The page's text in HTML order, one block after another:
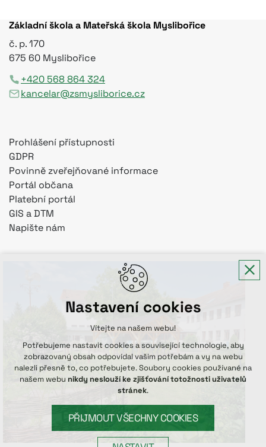
Základní škola a Mateřská škola Myslibořice
č. p. 170
675 60 Myslibořice
+420 568 864 324
kancelar@zsmysliborice.cz
Prohlášení přístupnosti
GDPR
Povinně zveřejňované informace
Portál občana
Platební portál
GIS a DTM
Napište nám
Nastavení cookies
Vítejte na našem webu!
Potřebujeme nastavit cookies a související technologie, aby
zobrazovaný obsah odpovídal vašim potřebám a vy na webu
nalezli přesně to, co potřebujete. Soubory cookies používané na
našem webu nikdy neslouží ke zjišťování totožnosti uživatelů
stránek.
PŘIJMOUT VŠECHNY COOKIES